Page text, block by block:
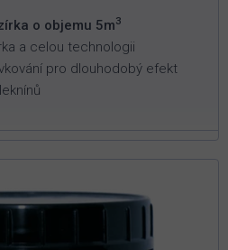
o objemu 5m3
a celou technologii
pro dlouhodobý efekt